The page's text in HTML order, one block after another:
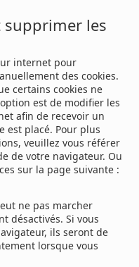
supprimer les
internet pour
des cookies.
certains cookies ne
est de modifier les
afin de recevoir un
est placé. Pour plus
veuillez vous référer
de votre navigateur. Ou
sur la page suivante :
ne pas marcher
désactivés. Si vous
ils seront de
lorsque vous